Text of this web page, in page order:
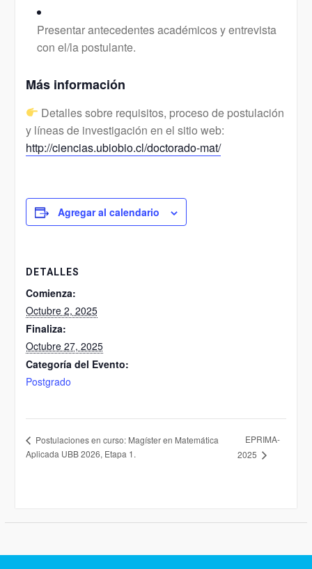
Presentar antecedentes académicos y entrevista
con el/la postulante.
Más información
Detalles sobre requisitos, proceso de postulación
y líneas de investigación en el sitio web:
http://ciencias.ubiobio.cl/doctorado-mat/
Agregar al calendario
DETALLES
Comienza:
Octubre 2, 2025
Finaliza:
Octubre 27, 2025
Categoría del Evento:
Postgrado
Postulaciones en curso: Magíster en Matemática
Aplicada UBB 2026, Etapa 1.
EPRIMA-
2025